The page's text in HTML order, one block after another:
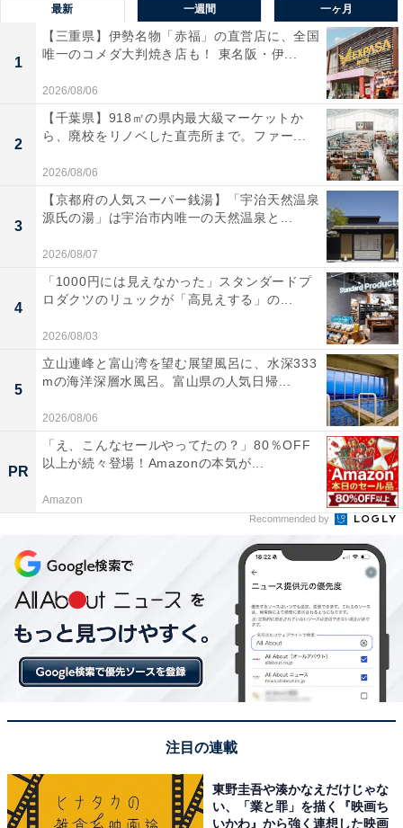
最新 一週間 一ヶ月
1
【三重県】伊勢名物「赤福」の直営店に、全国
唯一のコメダ大判焼き店も！ 東名阪・伊...
2026/08/06
2
【千葉県】918㎡の県内最大級マーケットか
ら、廃校をリノベした直売所まで。ファー...
2026/08/06
3
【京都府の人気スーパー銭湯】「宇治天然温泉
源氏の湯」は宇治市内唯一の天然温泉と...
2026/08/07
4
「1000円には見えなかった」スタンダードプ
ロダクツのリュックが「高見えする」の...
2026/08/03
5
立山連峰と富山湾を望む展望風呂に、水深333
mの海洋深層水風呂。富山県の人気日帰...
2026/08/06
PR
「え、こんなセールやってたの？」80％OFF
以上が続々登場！Amazonの本気が...
Amazon
Recommended by
注目の連載
東野圭吾や湊かなえだけじゃな
い、「業と罪」を描く『映画ち
いかわ』から強く連想した映画